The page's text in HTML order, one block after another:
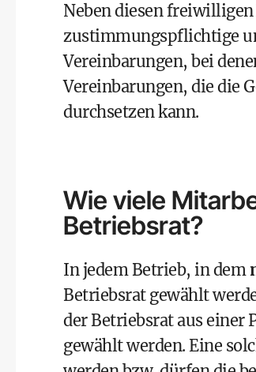
Neben diesen
zustimmungspflichtige
Vereinbarungen, bei
Vereinbarungen, die die
durchsetzen kann.
Wie viele
Betriebsrat?
In jedem Betrieb, in dem
Betriebsrat gewählt
der Betriebsrat aus einer
gewählt werden. Eine